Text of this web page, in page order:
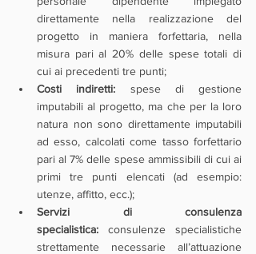
direttamente nella realizzazione del
progetto in maniera forfettaria, nella
misura pari al 20% delle spese totali di
cui ai precedenti tre punti;
Costi indiretti: spese di gestione
imputabili al progetto, ma che per la loro
natura non sono direttamente imputabili
ad esso, calcolati come tasso forfettario
pari al 7% delle spese ammissibili di cui ai
primi tre punti elencati (ad esempio:
utenze, affitto, ecc.);
Servizi di consulenza
specialistica: consulenze specialistiche
strettamente necessarie all’attuazione